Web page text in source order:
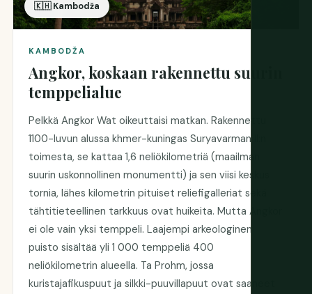
🇰🇭 Kambodža
KAMBODŽA
Angkor, koskaan rakennettu suurin
temppelialue
Pelkkä Angkor Wat oikeuttaisi matkan. Rakennettu
1100-luvun alussa khmer-kuningas Suryavarman II:n
toimesta, se kattaa 1,6 neliökilometriä (maailman
suurin uskonnollinen monumentti) ja sen viisi keskus
tornia, lähes kilometrin pituiset reliefigalleriat sekä
tähtitieteellinen tarkkuus ovat huikeita. Mutta Angkor
ei ole vain yksi temppeli. Laajempi arkeologinen
puisto sisältää yli 1 000 temppeliä 400
neliökilometrin alueella. Ta Prohm, jossa
kuristajafikuspuut ja silkki-puuvillapuut ovat saaneet